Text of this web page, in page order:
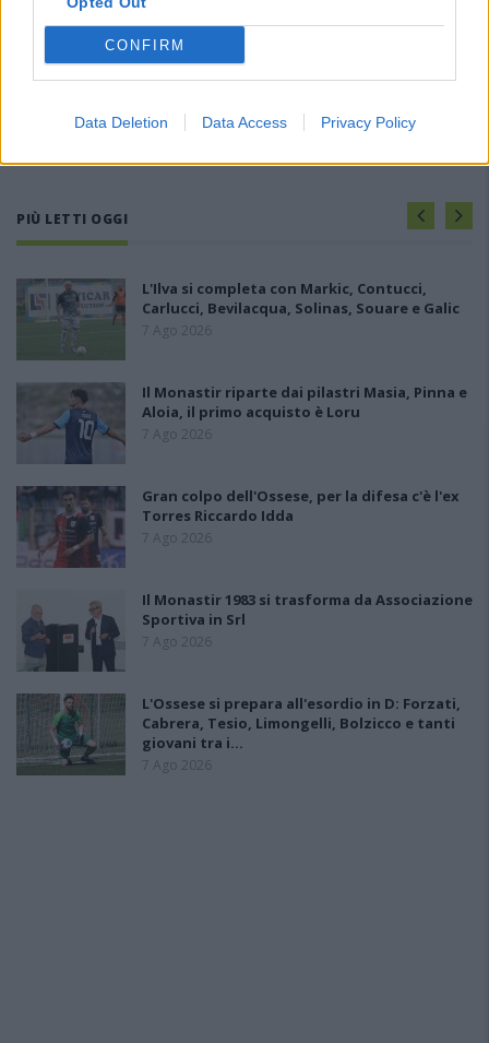
CONFIRM
Data Deletion Data Access Privacy Policy
PIÙ LETTI OGGI
L'Ilva si completa con Markic, Contucci,
Carlucci, Bevilacqua, Solinas, Souare e Galic
7 Ago 2026
Il Monastir riparte dai pilastri Masia, Pinna e
Aloia, il primo acquisto è Loru
7 Ago 2026
Gran colpo dell'Ossese, per la difesa c'è l'ex
Torres Riccardo Idda
7 Ago 2026
Il Monastir 1983 si trasforma da Associazione
Sportiva in Srl
7 Ago 2026
L'Ossese si prepara all'esordio in D: Forzati,
Cabrera, Tesio, Limongelli, Bolzicco e tanti
giovani tra i…
7 Ago 2026